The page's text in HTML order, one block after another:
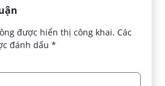
được hiển thị công khai. Các
đánh dấu*